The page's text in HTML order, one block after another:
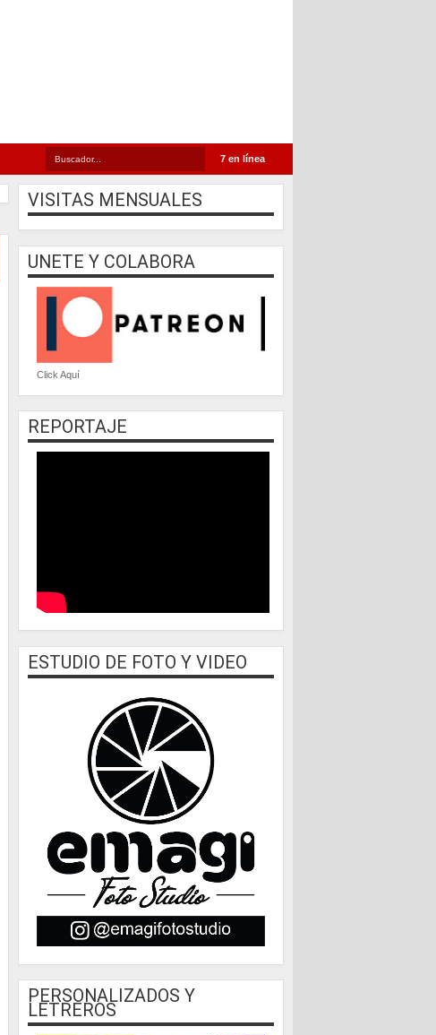
7 en línea
VISITAS MENSUALES
UNETE Y COLABORA
Click Aquí
REPORTAJE
ESTUDIO DE FOTO Y VIDEO
PERSONALIZADOS Y
LETREROS